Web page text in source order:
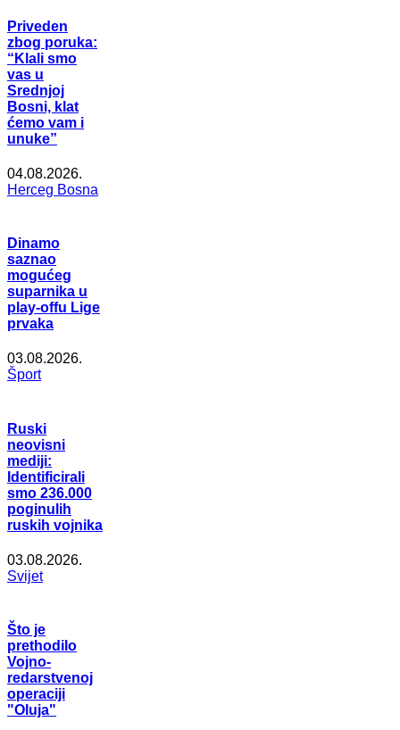
Priveden
zbog poruka:
“Klali smo
vas u
Srednjoj
Bosni, klat
ćemo vam i
unuke”
04.08.2026.
Herceg Bosna
Dinamo
saznao
mogućeg
suparnika u
play-offu Lige
prvaka
03.08.2026.
Šport
Ruski
neovisni
mediji:
Identificirali
smo 236.000
poginulih
ruskih vojnika
03.08.2026.
Svijet
Što je
prethodilo
Vojno-
redarstvenoj
operaciji
"Oluja"